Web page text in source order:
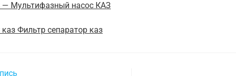
Мультифазный насос КАЗ
Фильтр сепаратор каз